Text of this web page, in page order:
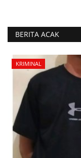
BERITA ACAK
KRIMINAL